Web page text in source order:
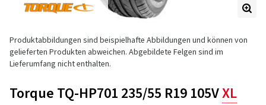
Produktabbildungen sind beispielhafte Abbildungen und können von
gelieferten Produkten abweichen. Abgebildete Felgen sind im
Lieferumfang nicht enthalten.
Torque TQ-HP701 235/55 R19 105VXL